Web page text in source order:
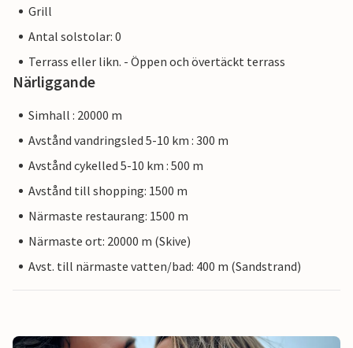
Grill
Antal solstolar: 0
Terrass eller likn. - Öppen och övertäckt terrass
Närliggande
Simhall : 20000 m
Avstånd vandringsled 5-10 km : 300 m
Avstånd cykelled 5-10 km : 500 m
Avstånd till shopping: 1500 m
Närmaste restaurang: 1500 m
Närmaste ort: 20000 m (Skive)
Avst. till närmaste vatten/bad: 400 m (Sandstrand)